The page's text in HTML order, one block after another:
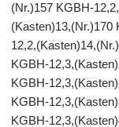
(Nr.)157 KGBH-
(Kasten)13,(Nr.)170
KGBH-
KGBH-
KGBH-
KGBH-